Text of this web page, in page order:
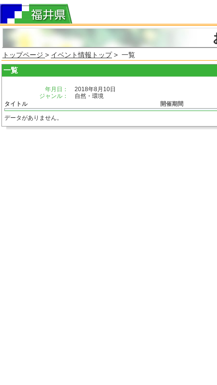
トップページ > イベント情報トップ> 一覧
一覧
年月日：
2018年8月10日
ジャンル：
自然・環境
タイトル
開催期間
データがありません。